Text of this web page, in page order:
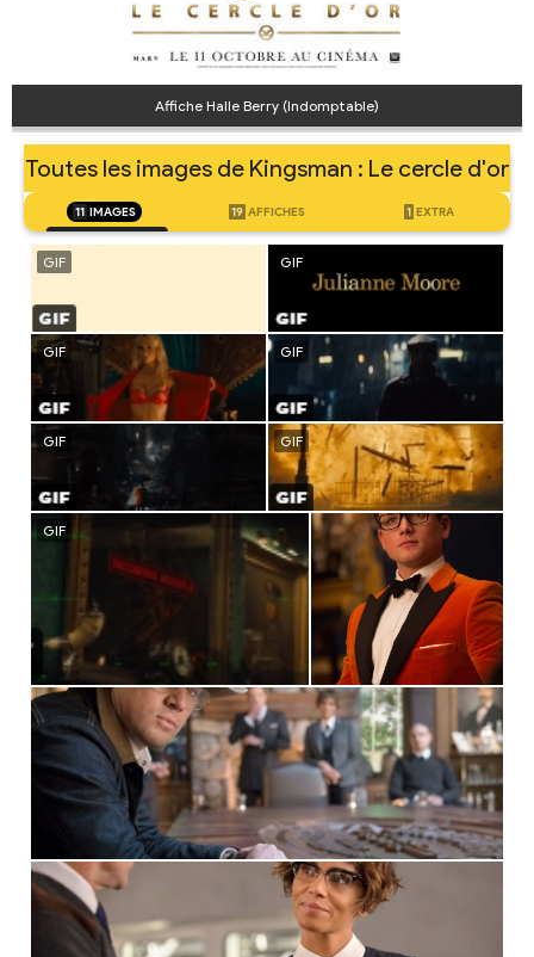
Affiche Halle Berry (Indomptable)
Toutes les images de Kingsman : Le cercle d'or
11 IMAGES 19 AFFICHES 1 EXTRA